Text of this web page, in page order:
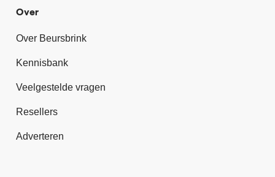
Over
Over Beursbrink
Kennisbank
Veelgestelde vragen
Resellers
Adverteren